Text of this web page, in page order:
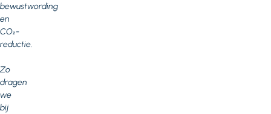
bewustwording
en
CO₂-
reductie.
Zo
dragen
we
bij